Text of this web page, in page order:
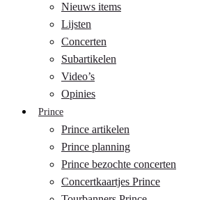
Nieuws items
Lijsten
Concerten
Subartikelen
Video’s
Opinies
Prince
Prince artikelen
Prince planning
Prince bezochte concerten
Concertkaartjes Prince